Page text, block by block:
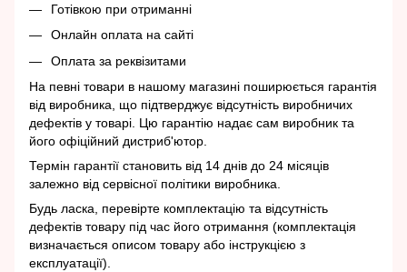
Готівкою при отриманні
Онлайн оплата на сайті
Оплата за реквізитами
На певні товари в нашому магазині поширюється гарантія
від виробника, що підтверджує відсутність виробничих
дефектів у товарі. Цю гарантію надає сам виробник та
його офіційний дистриб'ютор.
Термін гарантії становить від 14 днів до 24 місяців
залежно від сервісної політики виробника.
Будь ласка, перевірте комплектацію та відсутність
дефектів товару під час його отримання (комплектація
визначається описом товару або інструкцією з
експлуатації).